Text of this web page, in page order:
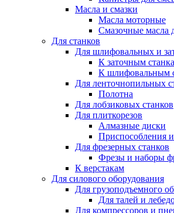
Масла и смазки
Масла моторные
Смазочные масла
Для станков
Для шлифовальных и
К заточным
К шлифовальным
Для ленточнопильных
Полотна
Для лобзиковых станков
Для плиткорезов
Алмазные диски
Приспособления и
Для фрезерных станков
Фрезы и наборы
К верстакам
Для силового оборудования
Для грузоподъемного
Для талей и
Для компрессоров и